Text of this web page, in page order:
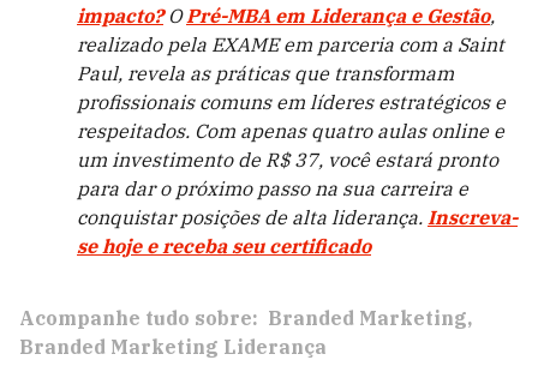
impacto?OPré-MBA em Liderança e Gestão,
realizado pela EXAME em parceria com a Saint
Paul, revela as práticas que transformam
profissionais comuns em líderes estratégicos e
respeitados. Com apenas quatro aulas online e
um investimento de R$ 37, você estará pronto
para dar o próximo passo na sua carreira e
conquistar posições de alta liderança. Inscreva-
se hoje e receba seu certificado
Acompanhe tudo sobre: Branded Marketing
Branded Marketing Liderança